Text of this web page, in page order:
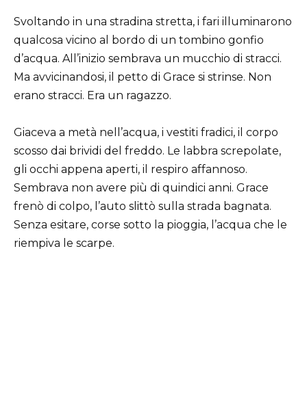
Svoltando in una stradina stretta, i fari illuminarono
qualcosa vicino al bordo di un tombino gonfio
d’acqua. All’inizio sembrava un mucchio di stracci.
Ma avvicinandosi, il petto di Grace si strinse. Non
erano stracci. Era un ragazzo.
Giaceva a metà nell’acqua, i vestiti fradici, il corpo
scosso dai brividi del freddo. Le labbra screpolate,
gli occhi appena aperti, il respiro affannoso.
Sembrava non avere più di quindici anni. Grace
frenò di colpo, l’auto slittò sulla strada bagnata.
Senza esitare, corse sotto la pioggia, l’acqua che le
riempiva le scarpe.